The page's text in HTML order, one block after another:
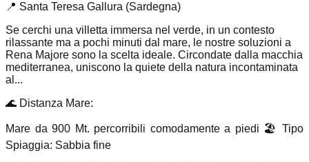
📍 Santa Teresa Gallura (Sardegna)
Se cerchi una villetta immersa nel verde, in un contesto
rilassante ma a pochi minuti dal mare, le nostre soluzioni a
Rena Majore sono la scelta ideale. Circondate dalla macchia
mediterranea, uniscono la quiete della natura incontaminata
al...
🌊 Distanza Mare:
Mare da 900 Mt. percorribili comodamente a piedi 🏖️ Tipo
Spiaggia: Sabbia fine